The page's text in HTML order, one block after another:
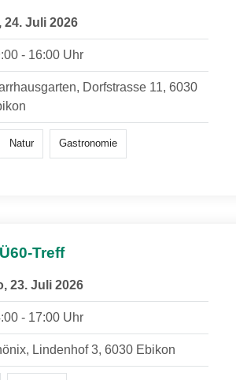
24. Juli 2026
- 16:00 Uhr
Dorfstrasse 11, 6030
Natur Gastronomie
Treff
23. Juli 2026
- 17:00 Uhr
Lindenhof 3, 6030 Ebikon